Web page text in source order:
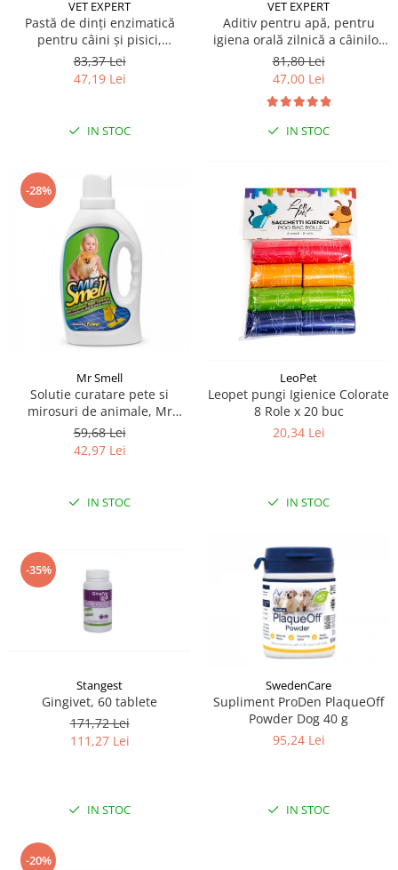
Sampoane si Balsamuri
Servetele Umede
Covorase absorbante
Curatare Ochi
Custi transport - Pisici
Jucarii Pisici
Lese, Hamuri si Zgarzi
Paturi, perne si cosuri pentru pisici
VET EXPERT
Pastă de dinți enzimatică
pentru câini și pisici,
CARYODENT VET EXPERT, gel,
50ml
83,37 Lei
47,19 Lei
IN STOC
VET EXPERT
Aditiv pentru apă, pentru
igiena orală zilnică a câinilor
și pisicilor Caryodent Proliqua
Vet Expert, 250ml
81,80 Lei
47,00 Lei
IN STOC
-28%
Mr Smell
Solutie curatare pete si
mirosuri de animale, Mr
Smell, Floral, 1000 ml
59,68 Lei
42,97 Lei
IN STOC
LeoPet
Leopet pungi Igienice Colorate
8 Role x 20 buc
20,34 Lei
IN STOC
-35%
Stangest
Gingivet, 60 tablete
171,72 Lei
111,27 Lei
IN STOC
SwedenCare
Supliment ProDen PlaqueOff
Powder Dog 40 g
95,24 Lei
IN STOC
-20%